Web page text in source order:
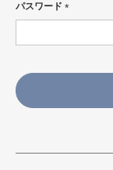
パスワード
(必